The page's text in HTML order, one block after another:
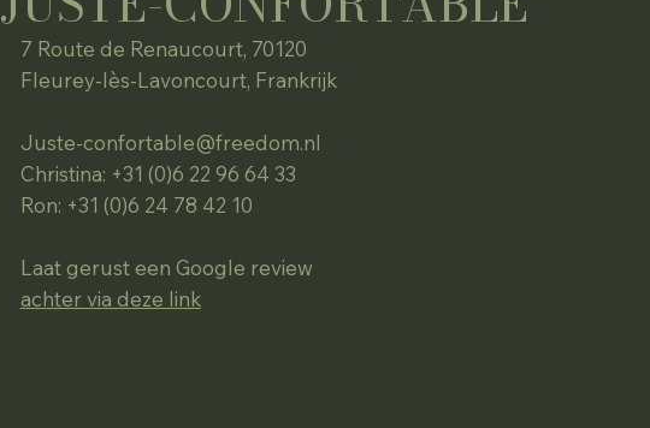
7 Route de Renaucourt, 70120
Fleurey-lès-Lavoncourt, Frankrijk
Juste-confortable@freedom.nl
Christina: +31 (0)6 22 96 64 33
Ron: +31 (0)6 24 78 42 10
Laat gerust een Google review
achter via deze link